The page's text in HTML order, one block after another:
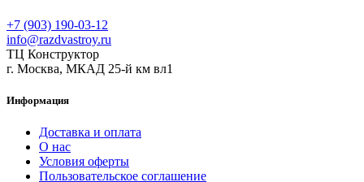
+7 (903) 190-03-12
info@razdvastroy.ru
ТЦ Конструктор
г. Москва, МКАД 25-й км вл1
Информация
Доставка и оплата
О нас
Условия оферты
Пользовательское соглашение